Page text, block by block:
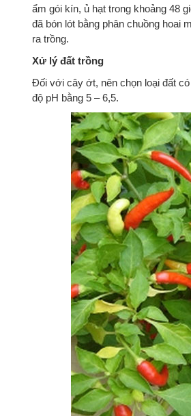
ẩm gói kín, ủ hạt trong khoảng 48
đã bón lót bằng phân chuồng hoai
ra trồng.
Xử lý đất trồng
Đối với cây ớt, nên chọn loại đất
độ pH bằng 5 – 6,5.